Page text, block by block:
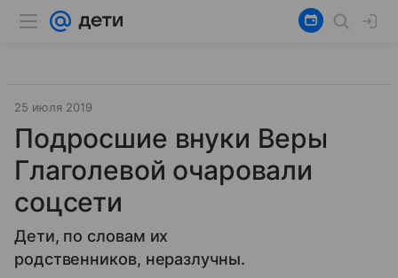
25 июля 2019
Подросшие внуки Веры
Глаголевой очаровали
соцсети
Дети, по словам их
родственников, неразлучны.